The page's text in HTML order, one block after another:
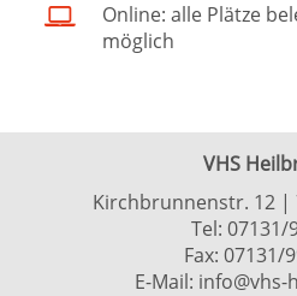
Online: alle Plätze
möglich
VHS
Kirchbrunnenstr. 12 |
Tel: 07131/
Fax: 07131/
E-Mail: